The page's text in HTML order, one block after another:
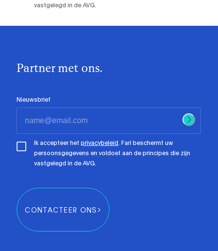
vastgelegd in de AVG.
Partner met ons.
Nieuwsbrief
Ik accepteer hetprivacybeleid. Fari beschermt uw
persoonsgegevens en voldoet aan de principes die zijn
vastgelegd in de AVG.
CONTACTEER ONS